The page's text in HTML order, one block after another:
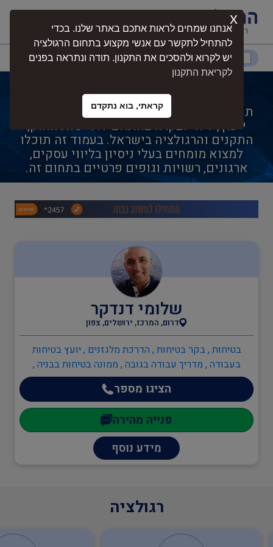
דרום המרכז ירושלים צפון
תכנון מתקני חשמל
תכנון מתקני חשמל הוא תחום מקצועי הכולל
ייעוץ, ליווי ובקרה בהתאם לדרישות החוק,
התקנים והרגולציה בישראל. בעמוד זה תוכלו
למצוא מומחים בעלי ניסיון בליווי עסקים,
ארגונים, רשויות וגופים פרטיים בתחום זה.
חקלאות
בטיחות
בודקים מוסמכים
ביטחון
כיבוי אש
הגנת הסביבה
שמאות ובדק נכס
שלומי דנדקר
דרום, המרכז, ירושלים, צפון
בטיחות , בקר בטיחות , הדרכת מלגזנים , יועץ בטיחות
בעבודה , מדריך עבודה בגובה , ממונה בטיחות בבניה ,
ממונה בטיחות בעבודה , מהנדסים והנדסאים , הנדסאי
מכונות , מהנדסי חשמל , מהנדסים והנדסאים
הציגו מספר
פנייה מהירה
מידע נוסף
רגולציה
אנחנו שמחים לראות אתכם באתר שלנו. בכדי
להתחיל לתקשר עם אנשי מקצוע בתחום הרגולציה
יש לקרוא ולהסכים את התקנון. תודה ונתראה בפנים
לקריאת התקנון
קראתי, בוא נתקדם
x